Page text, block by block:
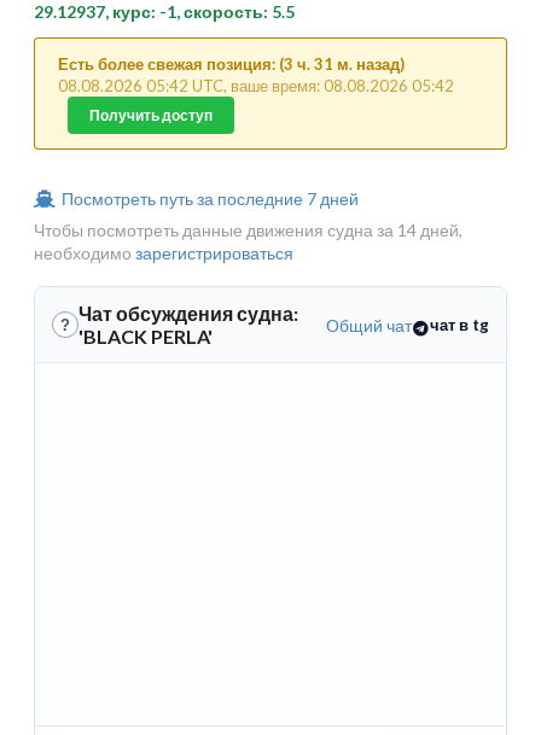
29.12937, курс: -1, скорость: 5.5
Есть более свежая позиция: (3 ч. 31 м. назад)
08.08.2026 05:42 UTC, ваше время: 08.08.2026 05:42
Получить доступ
Посмотреть путь за последние 7 дней
Чтобы посмотреть данные движения судна за 14 дней,
необходимо зарегистрироваться
? Чат обсуждения судна:
'BLACK PERLA'
Общий чат чат в tg